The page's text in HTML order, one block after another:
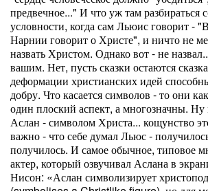
предвечное..." И что уж там разбираться
условности, когда сам Льюис говорит -
Нарнии говорит о Христе", и ничто не
назвать Христом. Однако вот - не
вашим. Нет, пусть сказки остаются
деформации христианских идей
добру. Что касается символов - то они
один плоский аспект, а многозначны.
Аслан - символом Христа... кощунство
важно - что себе думал Льюс -
получилось. И самое обычное, типовое
актер, который озвучивал Аслана в
Нисон: «Аслан символизирует